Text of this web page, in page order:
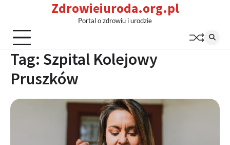
content
Zdrowieiuroda.org.pl
Portal o zdrowiu i urodzie
Tag: Szpital Kolejowy
Pruszków